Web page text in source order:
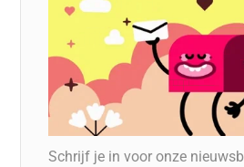
Schrijf je in voor onze